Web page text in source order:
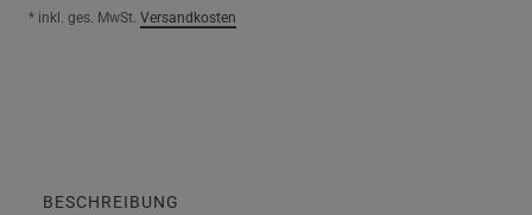
* inkl. ges. MwSt. Versandkosten
BESCHREIBUNG